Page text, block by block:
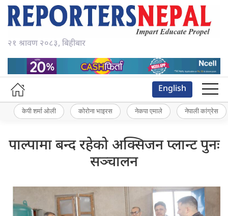
२१ श्रावण २०८३, बिहीबार
English
केपी शर्मा ओली कोरोना भाइरस नेकपा एमाले नेपाली कांग्रेस
पाल्पामा बन्द रहेको अक्सिजन प्लान्ट पुनः
सञ्चालन